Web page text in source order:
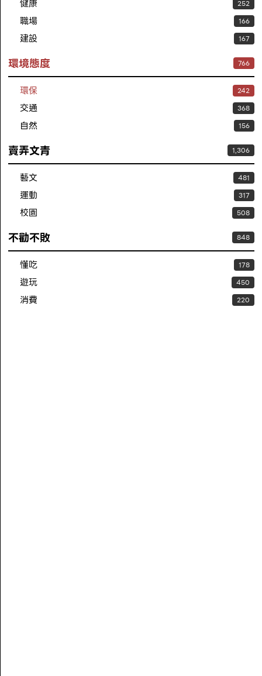
健康 252
職場 166
建設 167
環境態度 766
環保 242
交通 368
自然 156
賣弄文青 1,306
藝文 481
運動 317
校園 508
不勸不敗 848
懂吃 178
遊玩 450
消費 220